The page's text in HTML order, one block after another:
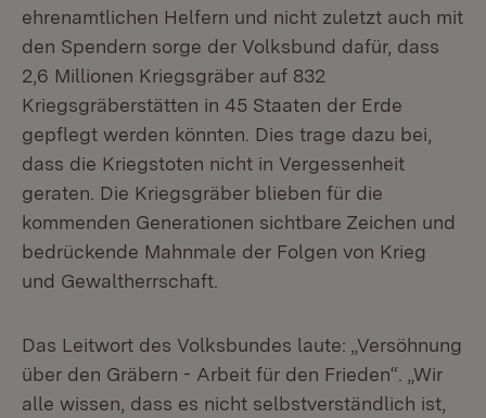
ehrenamtlichen Helfern und nicht zuletzt auch mit
den Spendern sorge der Volksbund dafür, dass
2,6 Millionen Kriegsgräber auf 832
Kriegsgräberstätten in 45 Staaten der Erde
gepflegt werden könnten. Dies trage dazu bei,
dass die Kriegstoten nicht in Vergessenheit
geraten. Die Kriegsgräber blieben für die
kommenden Generationen sichtbare Zeichen und
bedrückende Mahnmale der Folgen von Krieg
und Gewaltherrschaft.
Das Leitwort des Volksbundes laute: „Versöhnung
über den Gräbern - Arbeit für den Frieden“. „Wir
alle wissen, dass es nicht selbstverständlich ist,